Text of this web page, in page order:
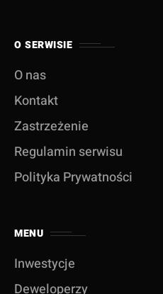
O SERWISIE
O nas
Kontakt
Zastrzeżenie
Regulamin serwisu
Polityka Prywatności
MENU
Inwestycje
Deweloperzy